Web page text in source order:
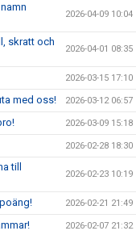
2026-04-09 10:04
skratt och
2026-04-01 08:35
2026-03-15 17:10
med oss! 2026-03-12 06:57
2026-03-09 15:18
2026-02-28 18:30
till
2026-02-23 10:19
2026-02-21 21:49
2026-02-07 21:32